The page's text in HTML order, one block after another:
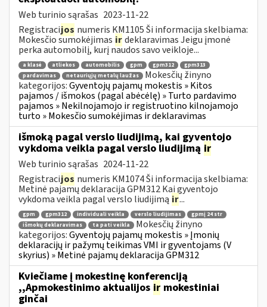
Web turinio sąrašas 2023-11-22
Registracijos numeris KM1105 Ši informacija skelbiama:
Mokesčio sumokėjimas irdeklaravimas Jeigu įmonė
perka automobilį, kurį naudos savo veikloje...
a klasė atliekos automobilis gpm gpm312
gpm313
pardavimas
netauriųjų metalų laužas
Mokesčių žinyno
kategorijos:Gyventojų pajamų mokestis » Kitos
pajamos / išmokos (pagal abėcėlę) » Turto pardavimo
pajamos » Nekilnojamojo ir registruotino kilnojamojo
turto » Mokesčio sumokėjimas ir deklaravimas
išmoką pagal verslo liudijimą, kai gyventojo
vykdoma veikla pagal verslo liudijimą ir
Web turinio sąrašas 2024-11-22
Registracijos numeris KM1074 Ši informacija skelbiama:
Metinė pajamų deklaracija GPM312 Kai gyventojo
vykdoma veikla pagal verslo liudijimą ir...
gpm gpm312 individuali veikla verslo liudijimas
gpmį 24 str
išmokų deklaravimas
ta pati veikla
Mokesčių žinyno
kategorijos:Gyventojų pajamų mokestis » Įmonių
deklaracijų ir pažymų teikimas VMI ir gyventojams (V
skyrius) » Metinė pajamų deklaracija GPM312
Kviečiame į mokestinę konferenciją
,,Apmokestinimo aktualijos ir mokestiniai
ginčai